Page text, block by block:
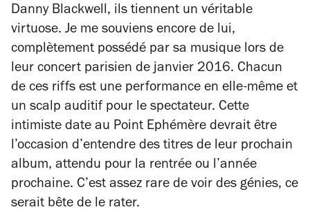
Danny Blackwell, ils tiennent un véritable
virtuose. Je me souviens encore de lui,
complètement possédé par sa musique lors de
leur concert parisien de janvier 2016. Chacun
de ces riffs est une performance en elle-même et
un scalp auditif pour le spectateur. Cette
intimiste date au Point Ephémère devrait être
l’occasion d’entendre des titres de leur prochain
album, attendu pour la rentrée ou l’année
prochaine. C’est assez rare de voir des génies, ce
serait bête de le rater.